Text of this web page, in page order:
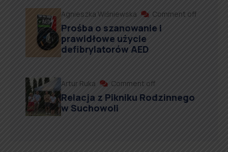
Agnieszka Wiśniewska Comment off
Prośba o szanowanie i
prawidłowe użycie
defibrylatorów AED
Artur Ruka Comment off
Relacja z Pikniku Rodzinnego
w Suchowoli